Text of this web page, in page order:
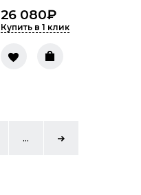
26 080₽
Купить в 1 клик
...